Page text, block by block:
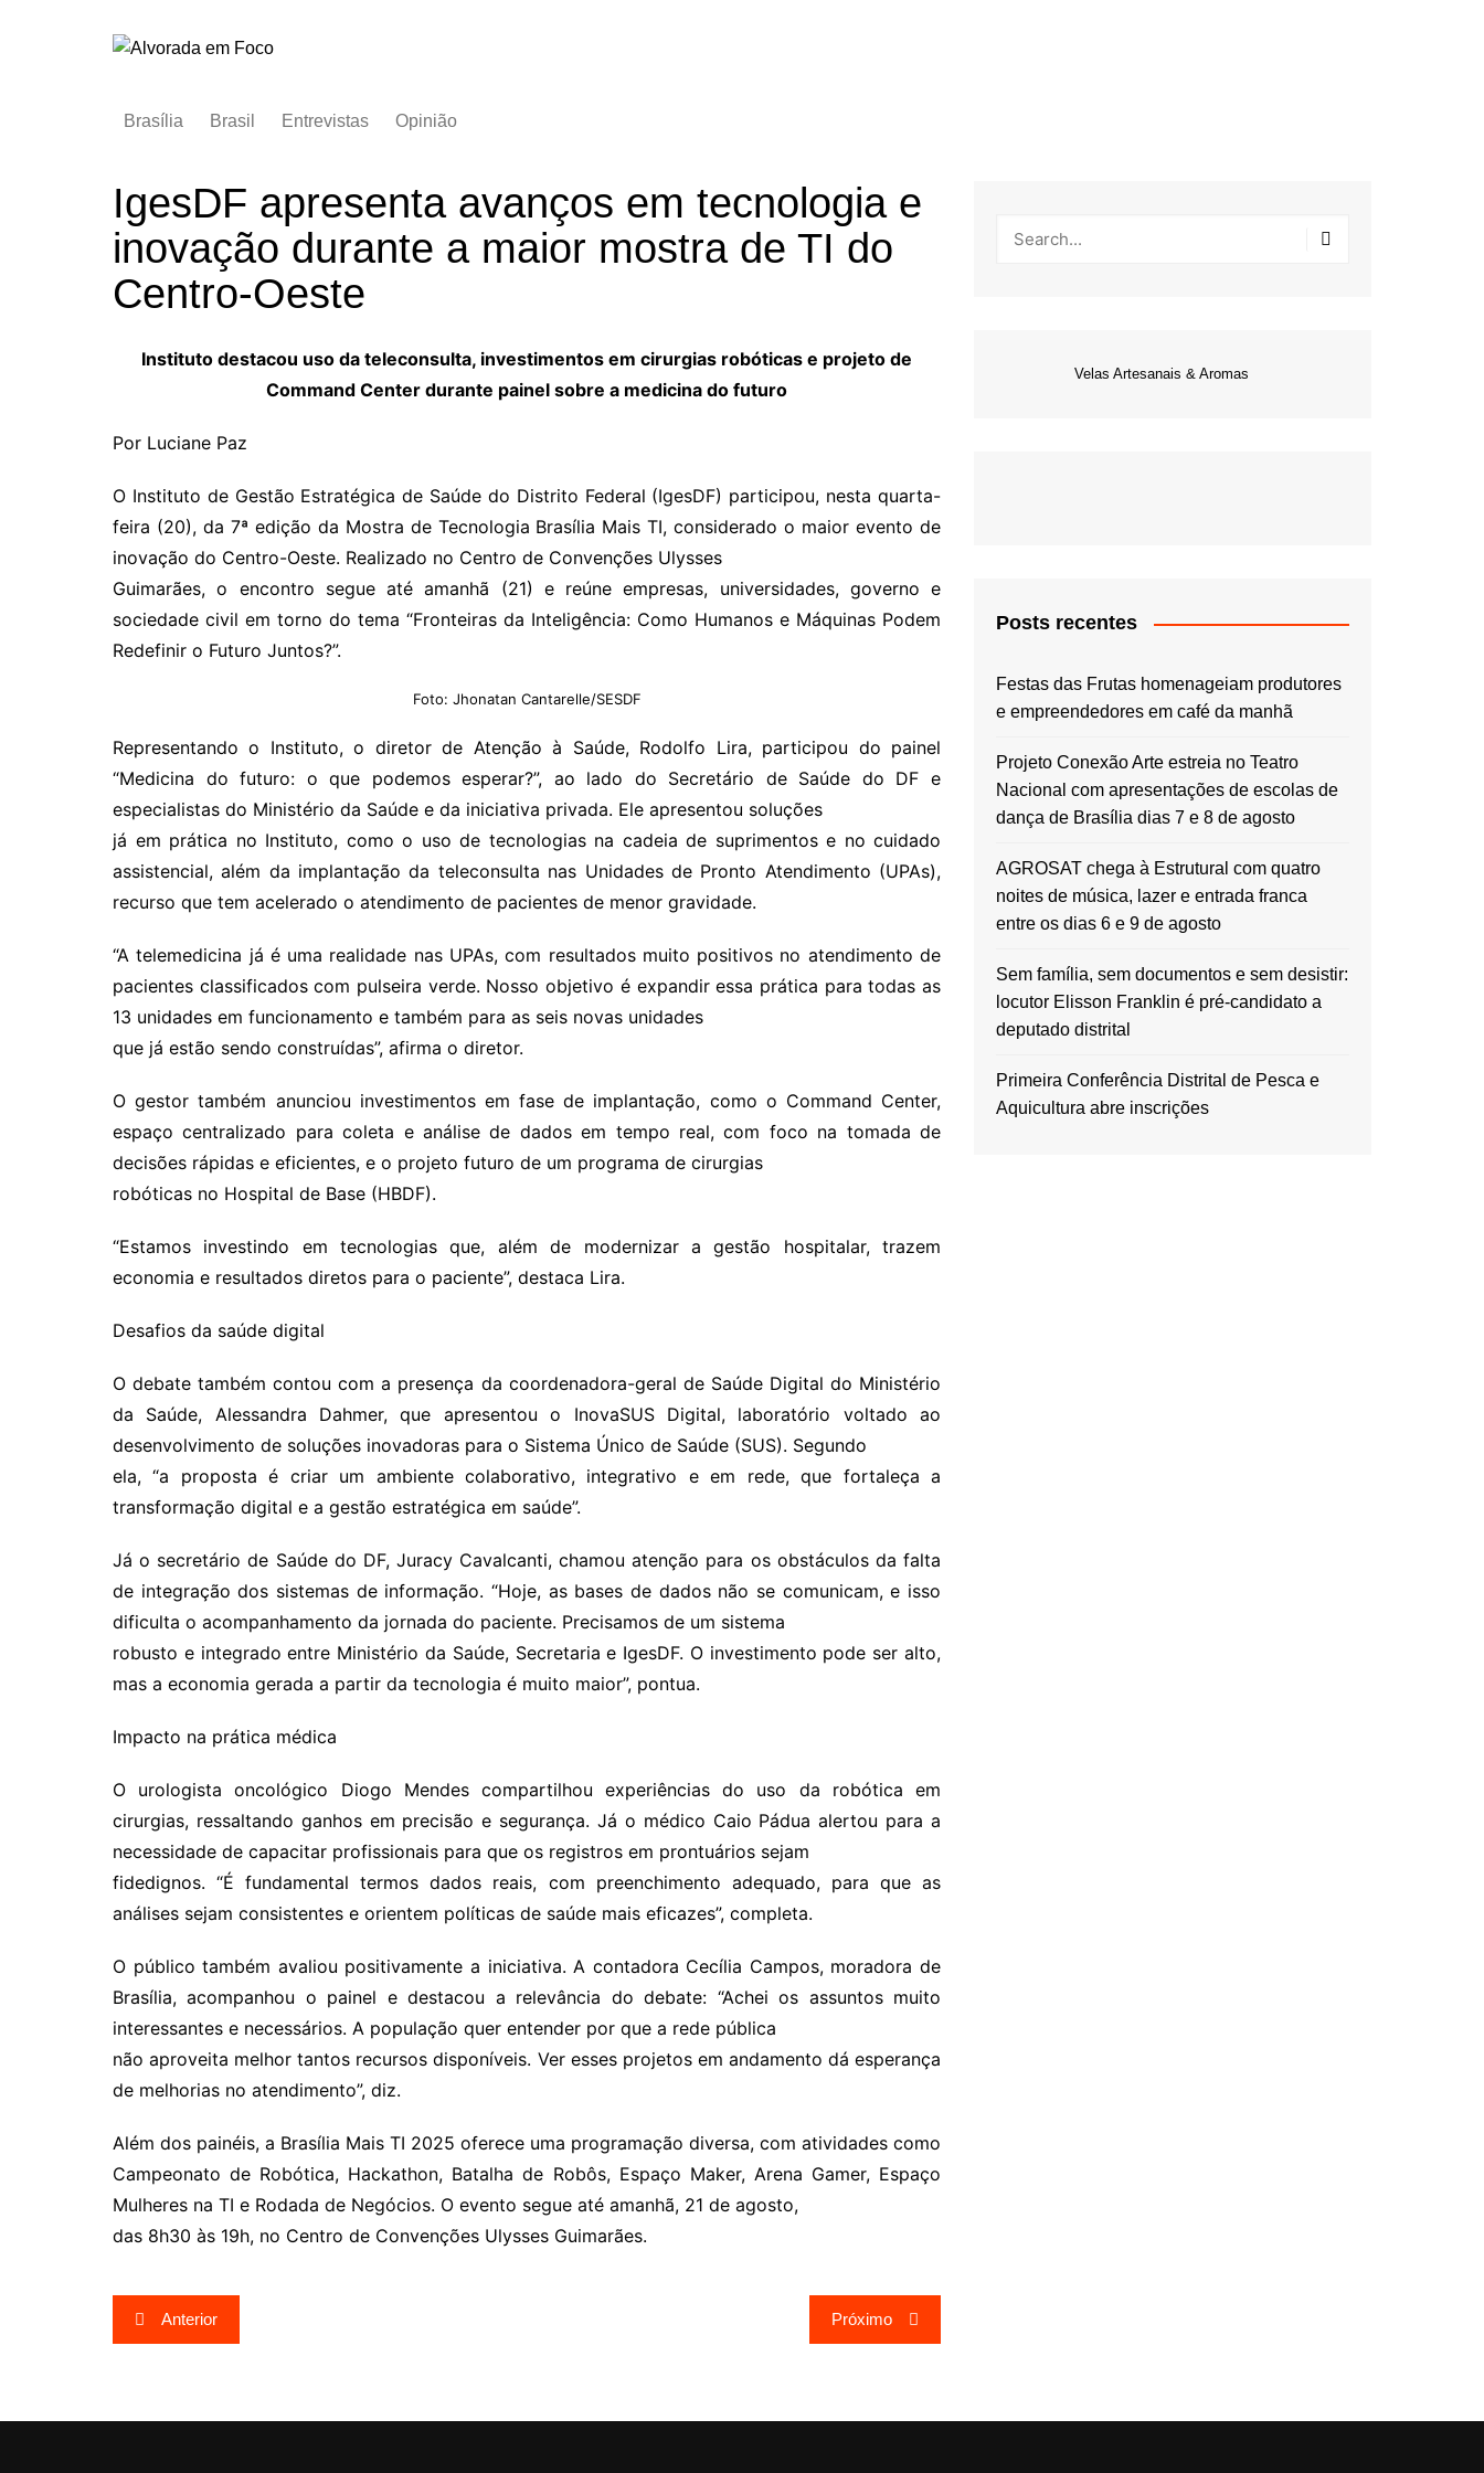
Brasília
Brasil Entrevistas Opinião
IgesDF apresenta avanços em tecnologia e
inovação durante a maior mostra de TI do
Centro-Oeste
Instituto destacou uso da teleconsulta, investimentos em cirurgias robóticas e projeto de
Command Center durante painel sobre a medicina do futuro
Por Luciane Paz
O Instituto de Gestão Estratégica de Saúde do Distrito Federal (IgesDF) participou, nesta quarta-
feira (20), da 7ª edição da Mostra de Tecnologia Brasília Mais TI, considerado o maior evento de
inovação do Centro-Oeste. Realizado no Centro de Convenções Ulysses
Guimarães, o encontro segue até amanhã (21) e reúne empresas, universidades, governo e
sociedade civil em torno do tema “Fronteiras da Inteligência: Como Humanos e Máquinas Podem
Redefinir o Futuro Juntos?”.
Foto: Jhonatan Cantarelle/SESDF
Representando o Instituto, o diretor de Atenção à Saúde, Rodolfo Lira, participou do painel
“Medicina do futuro: o que podemos esperar?”, ao lado do Secretário de Saúde do DF e
especialistas do Ministério da Saúde e da iniciativa privada. Ele apresentou soluções
já em prática no Instituto, como o uso de tecnologias na cadeia de suprimentos e no cuidado
assistencial, além da implantação da teleconsulta nas Unidades de Pronto Atendimento (UPAs),
recurso que tem acelerado o atendimento de pacientes de menor gravidade.
“A telemedicina já é uma realidade nas UPAs, com resultados muito positivos no atendimento de
pacientes classificados com pulseira verde. Nosso objetivo é expandir essa prática para todas as
13 unidades em funcionamento e também para as seis novas unidades
que já estão sendo construídas”, afirma o diretor.
O gestor também anunciou investimentos em fase de implantação, como o Command Center,
espaço centralizado para coleta e análise de dados em tempo real, com foco na tomada de
decisões rápidas e eficientes, e o projeto futuro de um programa de cirurgias
robóticas no Hospital de Base (HBDF).
“Estamos investindo em tecnologias que, além de modernizar a gestão hospitalar, trazem
economia e resultados diretos para o paciente”, destaca Lira.
Desafios da saúde digital
O debate também contou com a presença da coordenadora-geral de Saúde Digital do Ministério
da Saúde, Alessandra Dahmer, que apresentou o InovaSUS Digital, laboratório voltado ao
desenvolvimento de soluções inovadoras para o Sistema Único de Saúde (SUS). Segundo
ela, “a proposta é criar um ambiente colaborativo, integrativo e em rede, que fortaleça a
transformação digital e a gestão estratégica em saúde”.
Já o secretário de Saúde do DF, Juracy Cavalcanti, chamou atenção para os obstáculos da falta
de integração dos sistemas de informação. “Hoje, as bases de dados não se comunicam, e isso
dificulta o acompanhamento da jornada do paciente. Precisamos de um sistema
robusto e integrado entre Ministério da Saúde, Secretaria e IgesDF. O investimento pode ser alto,
mas a economia gerada a partir da tecnologia é muito maior”, pontua.
Impacto na prática médica
O urologista oncológico Diogo Mendes compartilhou experiências do uso da robótica em
cirurgias, ressaltando ganhos em precisão e segurança. Já o médico Caio Pádua alertou para a
necessidade de capacitar profissionais para que os registros em prontuários sejam
fidedignos. “É fundamental termos dados reais, com preenchimento adequado, para que as
análises sejam consistentes e orientem políticas de saúde mais eficazes”, completa.
O público também avaliou positivamente a iniciativa. A contadora Cecília Campos, moradora de
Brasília, acompanhou o painel e destacou a relevância do debate: “Achei os assuntos muito
interessantes e necessários. A população quer entender por que a rede pública
não aproveita melhor tantos recursos disponíveis. Ver esses projetos em andamento dá esperança
de melhorias no atendimento”, diz.
Além dos painéis, a Brasília Mais TI 2025 oferece uma programação diversa, com atividades como
Campeonato de Robótica, Hackathon, Batalha de Robôs, Espaço Maker, Arena Gamer, Espaço
Mulheres na TI e Rodada de Negócios. O evento segue até amanhã, 21 de agosto,
das 8h30 às 19h, no Centro de Convenções Ulysses Guimarães.
Navegação
de
Anterior Próximo
Velas Artesanais & Aromas
Posts recentes
Festas das Frutas homenageiam produtores
e empreendedores em café da manhã
Projeto Conexão Arte estreia no Teatro
Nacional com apresentações de escolas de
dança de Brasília dias 7 e 8 de agosto
AGROSAT chega à Estrutural com quatro
noites de música, lazer e entrada franca
entre os dias 6 e 9 de agosto
Sem família, sem documentos e sem desistir:
locutor Elisson Franklin é pré-candidato a
deputado distrital
Primeira Conferência Distrital de Pesca e
Aquicultura abre inscrições